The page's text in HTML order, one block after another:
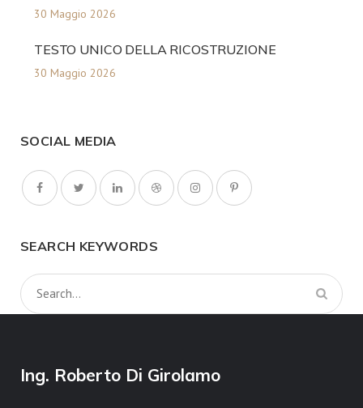
30 Maggio 2026
TESTO UNICO DELLA RICOSTRUZIONE
30 Maggio 2026
SOCIAL MEDIA
SEARCH KEYWORDS
Ing. Roberto Di Girolamo